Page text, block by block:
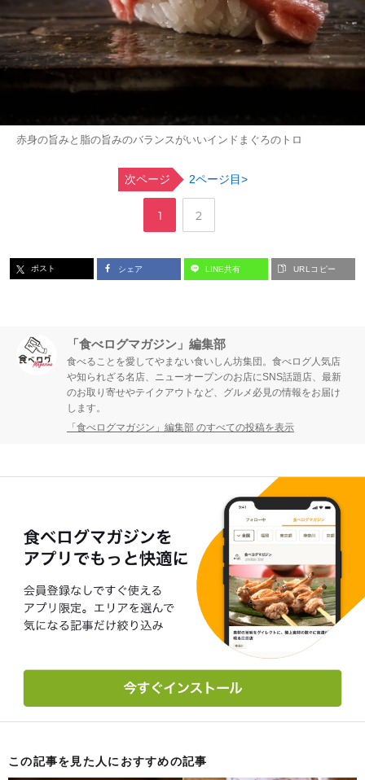
赤身の旨みと脂の旨みのバランスがいいインドまぐろのトロ
次ページ 2ページ目>
ペ
ジ
1
,
ペ
ジ
2
ポスト シェア LINE共有 URLコピー
「食べログマガジン」編集部
食べることを愛してやまない食いしん坊集団。食べログ人気店
や知られざる名店、ニューオープンのお店にSNS話題店、最新
のお取り寄せやテイクアウトなど、グルメ必見の情報をお届け
します。
「食べログマガジン」編集部 のすべての投稿を表示
この記事を見た人におすすめの記事